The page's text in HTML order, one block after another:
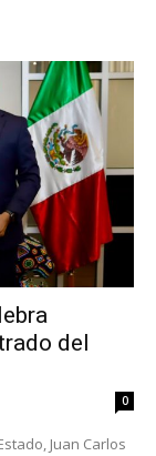
del
0
Juan Carlos